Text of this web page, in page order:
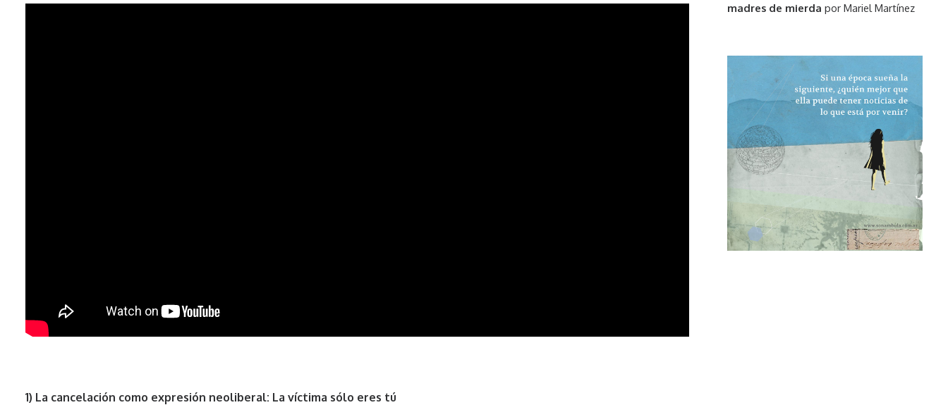
1) La cancelación como expresión neoliberal: La víctima sólo eres tú
madres de mierda por Mariel Martínez